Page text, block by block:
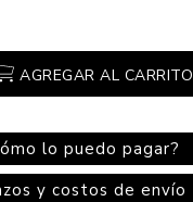
AGREGAR AL CARRITO
lo puedo pagar?
y costos de envío